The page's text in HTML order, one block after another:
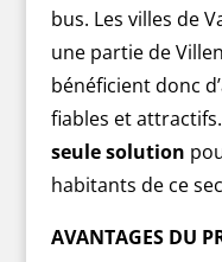
bus. Les villes de
une partie de
bénéficient donc
fiables et
seule solution
habitants de ce
AVANTAGES DU